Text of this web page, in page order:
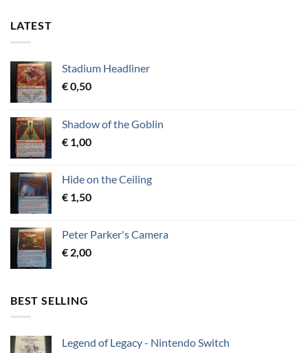
LATEST
Stadium Headliner
€0,50
Shadow of the Goblin
€ 1,00
Hide on the Ceiling
€ 1,50
Peter Parker's Camera
€ 2,00
BEST SELLING
Legend of Legacy - Nintendo Switch